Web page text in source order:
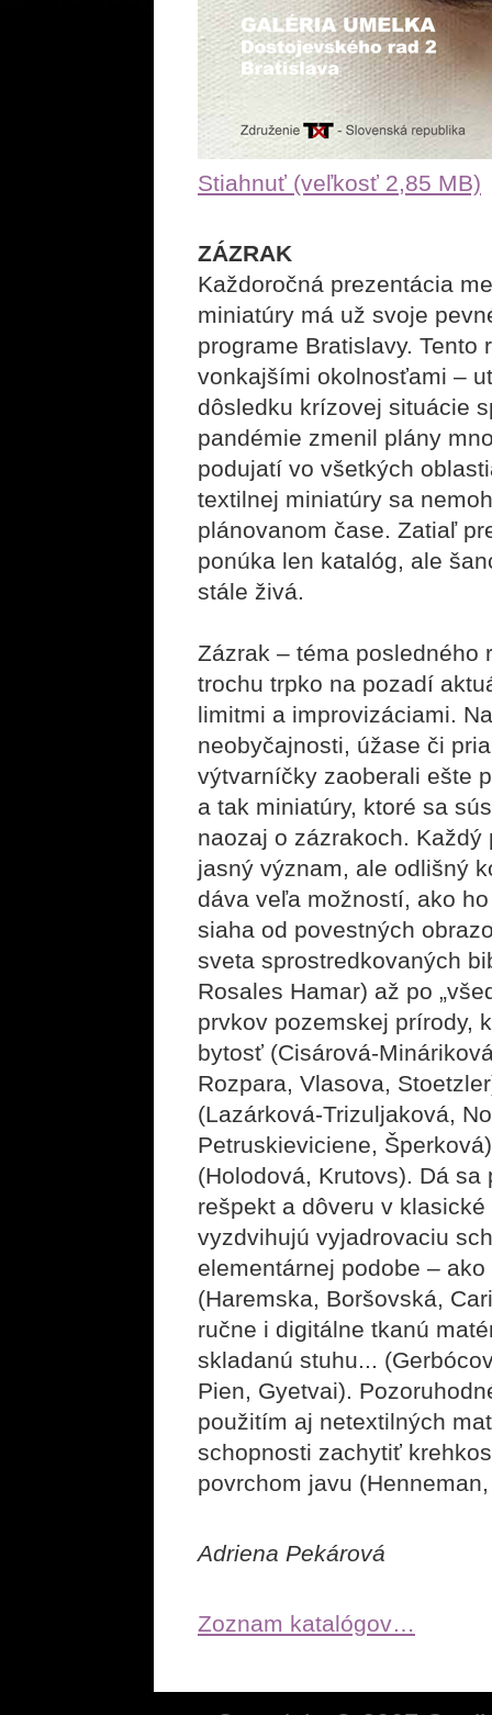
Stiahnuť (veľkosť 2,85 MB)
ZÁZRAK
Každoročná prezentácia
miniatúry má už svoje
programe Bratislavy. Tento
vonkajšími okolnosťami –
dôsledku krízovej situácie
pandémie zmenil plány
podujatí vo všetkých
textilnej miniatúry sa
plánovanom čase. Zatiaľ
ponúka len katalóg, ale
stále živá.
Zázrak – téma posledného
trochu trpko na pozadí
limitmi a improvizáciami.
neobyčajnosti, úžase či
výtvarníčky zaoberali ešte
a tak miniatúry, ktoré sa
naozaj o zázrakoch.
jasný význam, ale odlišný
dáva veľa možností, ako
siaha od povestných
sveta sprostredkovaných
Rosales Hamar) až po
prvkov pozemskej prírody,
bytosť (Cisárová-
Rozpara, Vlasova,
(Lazárková-Trizuljaková,
Petruskieviciene,
(Holodová, Krutovs). Dá
rešpekt a dôveru v
vyzdvihujú vyjadrovaciu
elementárnej podobe –
(Haremska, Boršovská,
ručne i digitálne tkanú
skladanú stuhu...
Pien, Gyetvai).
použitím aj netextilných
schopnosti zachytiť
povrchom javu
Adriena Pekárová
Zoznam katalógov…